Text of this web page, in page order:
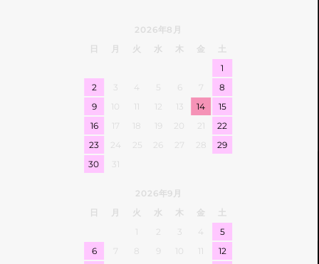
2026年8月
月 火 水 木 金 土
1
2 3 4 5 6 8
9 10 11 12 13 14
15
16
17 18 19 20 21
22
23
24 25 26 27 28 29
30 31
2026年9月
月 火 水 木 金 土
1 2 3 4
5
6
8 10 11
12